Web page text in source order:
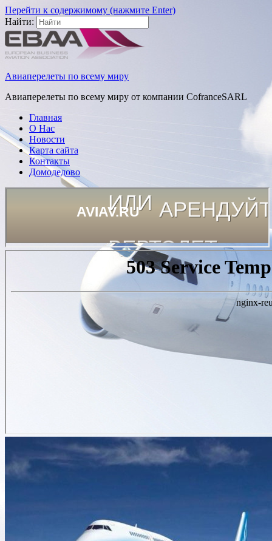
Перейти к содержимому (нажмите Enter)
Найти:
Авиаперелеты по всему миру
Авиаперелеты по всему миру от компании CofranceSARL
Главная
О Нас
Новости
Карта сайта
Контакты
Домодедово